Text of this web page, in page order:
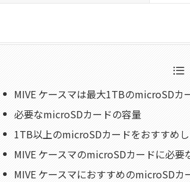
MIVE ケースマは最大1TBのmicroSDカ
必要なmicroSDカードの容量
1TB以上のmicroSDカードをおすすめ
MIVE ケースマのmicroSDカードに必要
MIVE ケースマにおすすめのmicroSDカ